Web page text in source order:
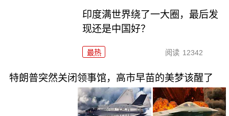
印度满世界绕了一大圈，最后发
现还是中国好？
最热 阅读 12342
特朗普突然关闭领事馆，高市早苗的美梦该醒了